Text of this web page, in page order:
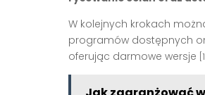
W kolejnych krokach
programów dostępnych
oferując darmowe wersje